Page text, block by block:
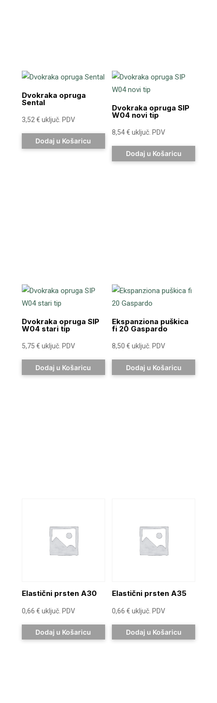
Dvokraka opruga
Sental
3,52€ uključ. PDV
Dodaj u Košaricu
Dvokraka opruga SIP
W04 novi tip
8,54€ uključ. PDV
Dodaj u Košaricu
Dvokraka opruga SIP
W04 stari tip
5,75 € uključ. PDV
Dodaj u Košaricu
Ekspanziona puškica
fi 20 Gaspardo
8,50€ uključ. PDV
Dodaj u Košaricu
Elastični prsten A30
0,66 € uključ. PDV
Dodaj u Košaricu
Elastični prsten A35
0,66€ uključ. PDV
Dodaj u Košaricu